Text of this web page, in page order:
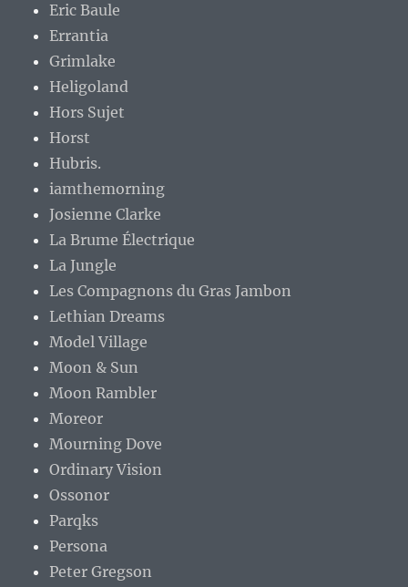
Eric Baule
Errantia
Grimlake
Heligoland
Hors Sujet
Horst
Hubris.
iamthemorning
Josienne Clarke
La Brume Électrique
La Jungle
Les Compagnons du Gras Jambon
Lethian Dreams
Model Village
Moon & Sun
Moon Rambler
Moreor
Mourning Dove
Ordinary Vision
Ossonor
Parqks
Persona
Peter Gregson